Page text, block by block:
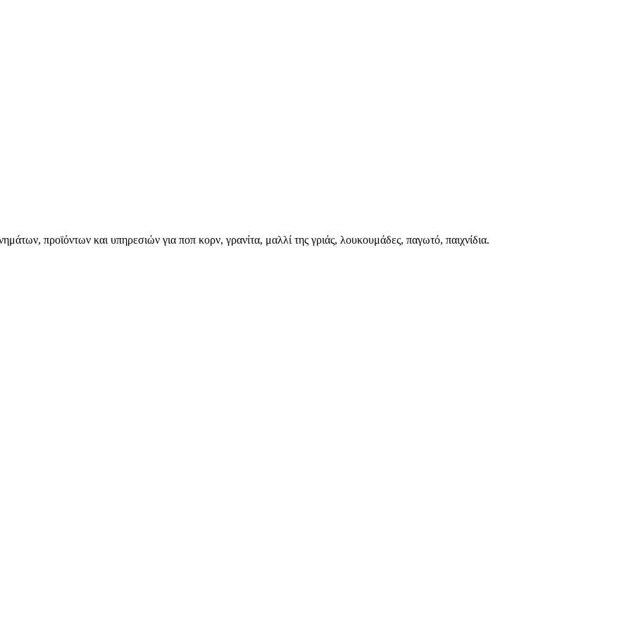
προϊόντων και υπηρεσιών για ποπ κορν, γρανίτα, μαλλί της γριάς, λουκουμάδες, παγωτό, παιχνίδια.